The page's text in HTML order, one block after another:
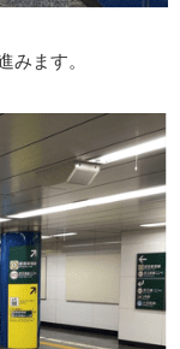
みます。